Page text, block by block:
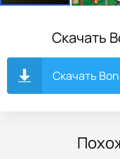
Скачать
Скачать